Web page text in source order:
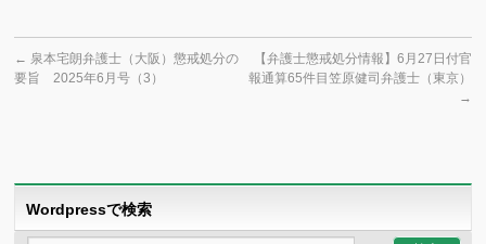
← 泉本宅朗弁護士（大阪）懲戒処分の
要旨 2025年6月号（3）
【弁護士懲戒処分情報】6月27日付官
報通算65件目笠原健司弁護士（東京）
→
Wordpressで検索